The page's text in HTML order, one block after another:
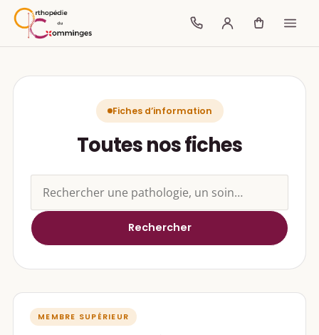
Fiches d’information
Toutes nos fiches
Rechercher sur le site
Rechercher
MEMBRE SUPÉRIEUR